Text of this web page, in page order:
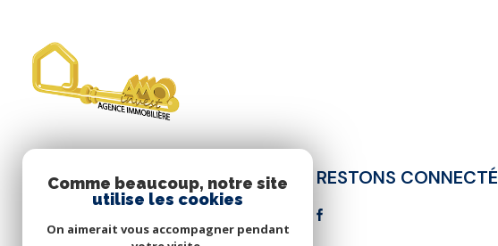
AMO INVEST
olivier.faure@amoinvest.fr
RESTONS
Comme beaucoup, notre site
utilise les cookies
On aimerait vous accompagner pendant